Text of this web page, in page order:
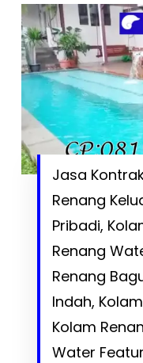
Jasa
Renang
Pribadi,
Renang
Renang
Indah,
Kolam
Water